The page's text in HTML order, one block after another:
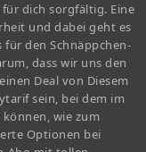
dich sorgfältig. Eine
und dabei geht es
für den Schnäppchen-
dass wir uns den
Deal von Diesem
sein, bei dem im
wie zum
Optionen bei